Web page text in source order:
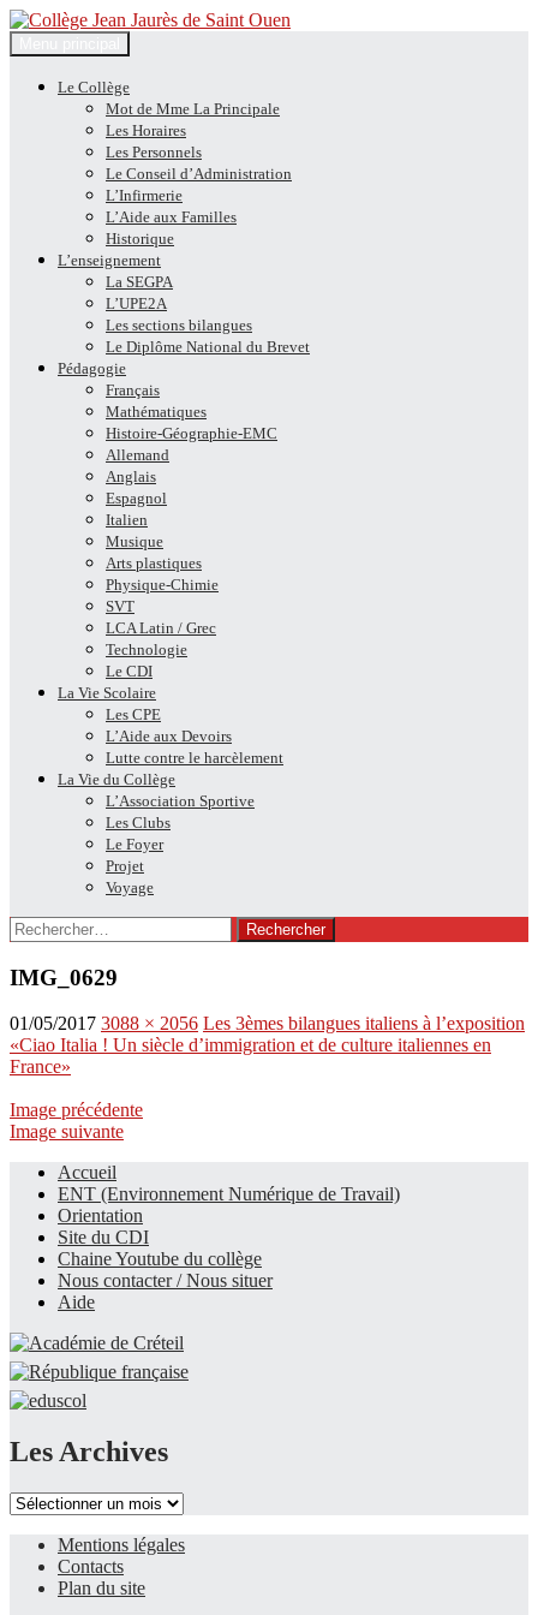
Collège Jean Jaurès de Saint
Ouen
Recherche
au
contenu
Le Collège
Mot de Mme La Principale
Les Horaires
Les Personnels
Le Conseil d’Administration
L’Infirmerie
L’Aide aux Familles
Historique
L’enseignement
La SEGPA
L’UPE2A
Les sections bilangues
Le Diplôme National du Brevet
Pédagogie
Français
Mathématiques
Histoire-Géographie-EMC
Allemand
Anglais
Espagnol
Italien
Musique
Arts plastiques
Physique-Chimie
SVT
LCA Latin / Grec
Technologie
Le CDI
La Vie Scolaire
Les CPE
L’Aide aux Devoirs
Lutte contre le harcèlement
La Vie du Collège
L’Association Sportive
Les Clubs
Le Foyer
Projet
Voyage
Rechercher :
IMG_0629
01/05/2017 3088 × 2056 Les 3èmes bilangues italiens à l’exposition
«Ciao Italia ! Un siècle d’immigration et de culture italiennes en
France»
Image précédente
Image suivante
Le site du collège
Accueil
ENT (Environnement Numérique de Travail)
Orientation
Site du CDI
Chaine Youtube du collège
Nous contacter / Nous situer
Aide
Les Archives
Les
Mentions légales
Contacts
Plan du site